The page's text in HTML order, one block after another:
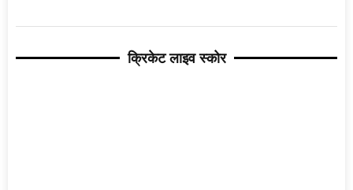
क्रिकेट लाइव स्कोर